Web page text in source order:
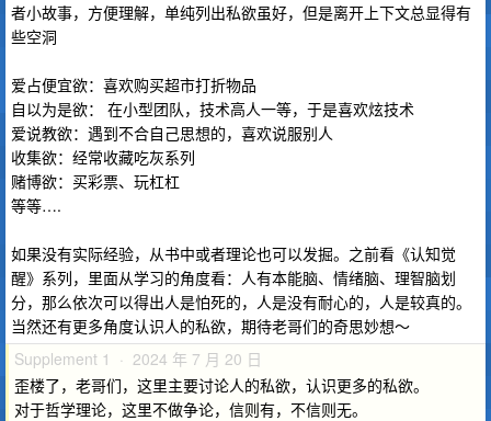
者小故事，方便理解，单纯列出私欲虽好，但是离开上下文总显得有
些空洞
爱占便宜欲：喜欢购买超市打折物品
自以为是欲： 在小型团队，技术高人一等，于是喜欢炫技术
爱说教欲：遇到不合自己思想的，喜欢说服别人
收集欲：经常收藏吃灰系列
赌博欲：买彩票、玩杠杠
等等….
如果没有实际经验，从书中或者理论也可以发掘。之前看《认知觉
醒》系列，里面从学习的角度看：人有本能脑、情绪脑、理智脑划
分，那么依次可以得出人是怕死的，人是没有耐心的，人是较真的。
当然还有更多角度认识人的私欲，期待老哥们的奇思妙想～
Supplement 1 · 2024 年 7 月 20 日
歪楼了，老哥们，这里主要讨论人的私欲，认识更多的私欲。
对于哲学理论，这里不做争论，信则有，不信则无。